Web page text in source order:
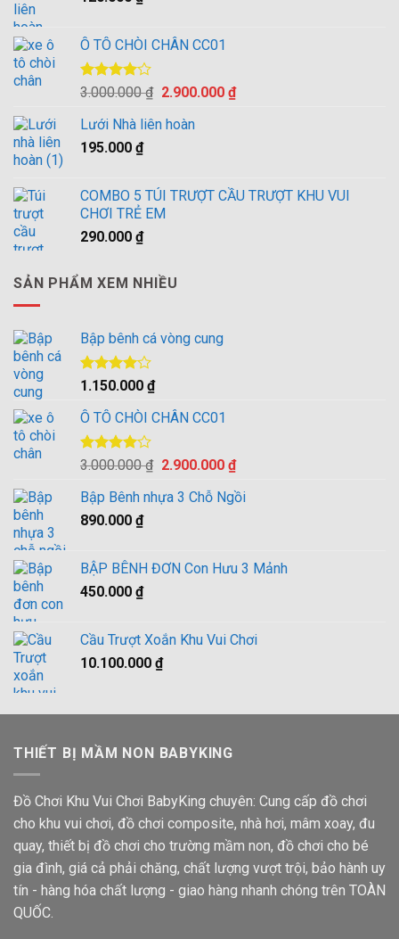
Ô TÔ CHÒI CHÂN CC01
Được
4.005
sao
3.000.000₫ Giá
là:
2.900.000 ₫Giá
Lưới Nhà liên hoàn
195.000 ₫
COMBO 5 TÚI TRƯỢT CẦU TRƯỢT KHU VUI
CHƠI TRẺ EM
290.000 ₫
SẢN PHẨM XEM NHIỀU
Bập bênh cá vòng cung
Được
4.005
sao
1.150.000 ₫
Ô TÔ CHÒI CHÂN CC01
Được
4.00 5
sao
3.000.000₫ Giá
là:
2.900.000 ₫Giá
tại
Bập Bênh nhựa 3 Chỗ Ngồi
890.000 ₫
BẬP BÊNH ĐƠN Con Hưu 3 Mảnh
450.000 ₫
Cầu Trượt Xoắn Khu Vui Chơi
10.100.000 ₫
THIẾT BỊ MẦM NON BABYKING
Đồ Chơi Khu Vui Chơi BabyKing chuyên: Cung cấp đồ chơi
cho khu vui chơi, đồ chơi composite, nhà hơi, mâm xoay, đu
quay, thiết bị đồ chơi cho trường mầm non, đồ chơi cho bé
gia đình, giá cả phải chăng, chất lượng vượt trội, bảo hành uy
tín - hàng hóa chất lượng - giao hàng nhanh chóng trên TOÀN
QUỐC.